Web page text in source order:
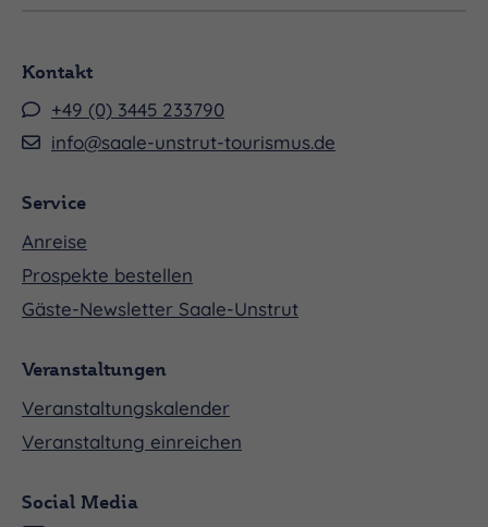
Kontakt
+49 (0) 3445 233790
info@saale-unstrut-tourismus.de
Service
Anreise
Prospekte bestellen
Gäste-Newsletter Saale-Unstrut
Veranstaltungen
Veranstaltungskalender
Veranstaltung einreichen
Social Media